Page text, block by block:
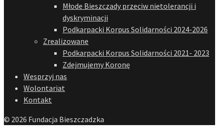
Młode Bieszczady przeciw nietolerancji i
dyskryminacji
Podkarpacki Korpus Solidarności 2024-2026
Zrealizowane
Podkarpacki Korpus Solidarności 2021- 2023
Zdejmujemy Koronę
Wesprzyj nas
Wolontariat
Kontakt
© 2026 Fundacja Bieszczadzka